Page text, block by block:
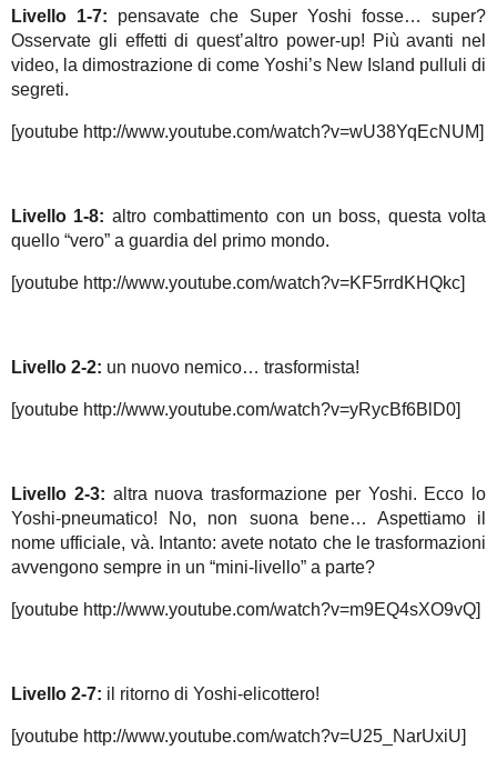
Livello 1-7: pensavate che Super Yoshi fosse… super?
Osservate gli effetti di quest’altro power-up! Più avanti nel
video, la dimostrazione di come Yoshi’s New Island pulluli di
segreti.
[youtube http://www.youtube.com/watch?v=wU38YqEcNUM]
Livello 1-8: altro combattimento con un boss, questa volta
quello “vero” a guardia del primo mondo.
[youtube http://www.youtube.com/watch?v=KF5rrdKHQkc]
Livello 2-2: un nuovo nemico… trasformista!
[youtube http://www.youtube.com/watch?v=yRycBf6BlD0]
Livello 2-3: altra nuova trasformazione per Yoshi. Ecco lo
Yoshi-pneumatico! No, non suona bene… Aspettiamo il
nome ufficiale, và. Intanto: avete notato che le trasformazioni
avvengono sempre in un “mini-livello” a parte?
[youtube http://www.youtube.com/watch?v=m9EQ4sXO9vQ]
Livello 2-7: il ritorno di Yoshi-elicottero!
[youtube http://www.youtube.com/watch?v=U25_NarUxiU]